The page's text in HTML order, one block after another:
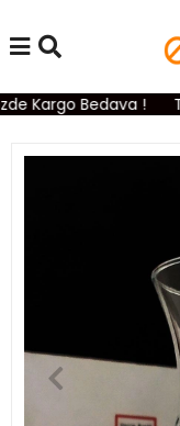
Kargo Bedava !